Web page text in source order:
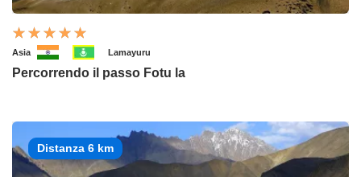
Asia Lamayuru
Percorrendo il passo Fotu la
Distanza 6 km